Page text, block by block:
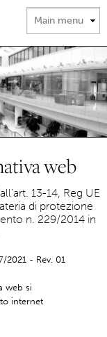
web
13-14, Reg UE
di protezione
n. 229/2014 in
2021 - Rev. 01
web si
internet